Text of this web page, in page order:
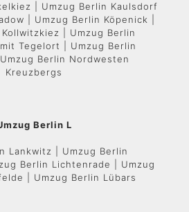
| Umzug Berlin Kaulsdorf
| Umzug Berlin Köpenick |
| Umzug Berlin
Tegelort | Umzug Berlin
Berlin Nordwesten
Kreuzbergs
Berlin L
Lankwitz | Umzug Berlin
Berlin Lichtenrade | Umzug
| Umzug Berlin Lübars